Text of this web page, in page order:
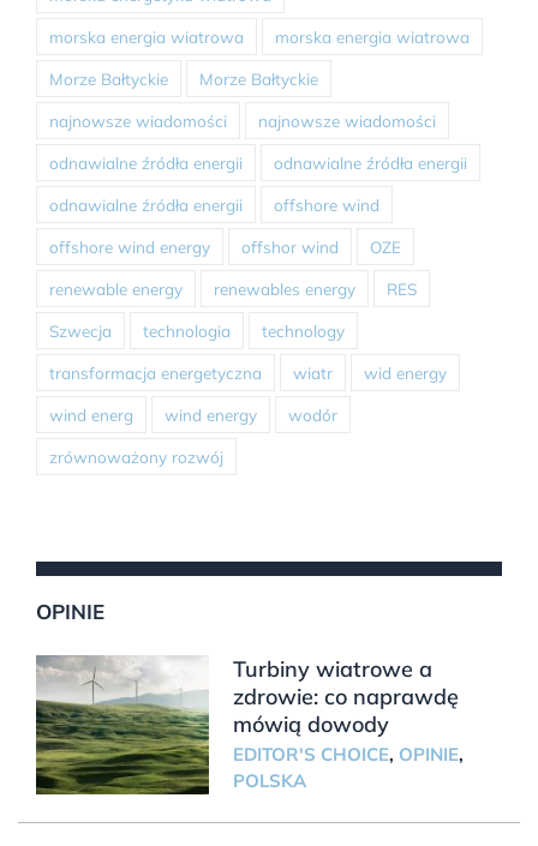
morska energia wiatrowa morska energia wiatrowa
Morze Bałtyckie Morze Bałtyckie
najnowsze wiadomości najnowsze wiadomości
odnawialne źródła energii odnawialne źródła energii
odnawialne źródła energii offshore wind
offshore wind energy offshor wind OZE
renewable energy renewables energy RES
Szwecja technologia technology
transformacja energetyczna wiatr wid energy
wind energ wind energy wodór
zrównoważony rozwój
OPINIE
Turbiny wiatrowe a
zdrowie: co naprawdę
mówią dowody
EDITOR'S CHOICE, OPINIE,
POLSKA